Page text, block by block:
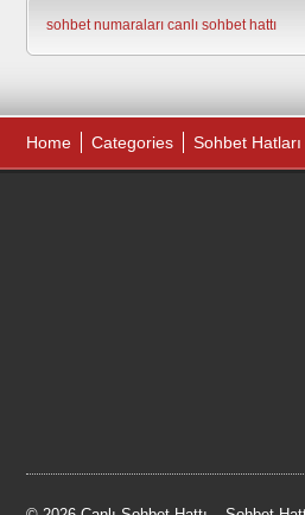
sohbet numaraları canlı sohbet hattı
Home Categories Sohbet Hatları